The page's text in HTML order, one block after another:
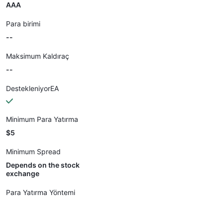
AAA
Para birimi
--
Maksimum Kaldıraç
--
DestekleniyorEA
Minimum Para Yatırma
$5
Minimum Spread
Depends on the stock
exchange
Para Yatırma Yöntemi